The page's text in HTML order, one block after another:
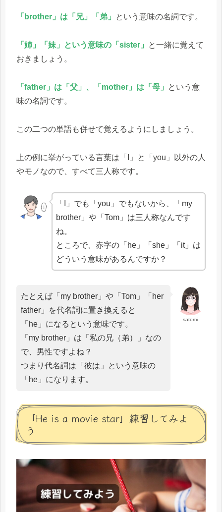
「brother」は「兄」「弟」 という意味の名詞です。
「姉」「妹」という意味の「sister」
と一緒に覚えて
おきましょう。
「father」は「父」、「mother」は「母」
という意
味の名詞です。
この二つの単語も併せて覚えるようにしましょう。
上の例に挙がっている言葉は「I」と「you」以外の人
やモノなので、すべて三人称です。
「I」でも「you」でもないから、「my
brother」や「Tom」は三人称なんです
ね。
ところで、赤字の「he」「she」「it」は
どういう意味があるんですか？
satomi
たとえば「my brother」や「Tom」「her
father」を代名詞に置き換えると
「he」になるという意味です。
「my brother」は「私の兄（弟）」なの
で、男性ですよね？
つまり代名詞は「彼は」という意味の
「he」になります。
「He is a movie star」練習してみよ
う